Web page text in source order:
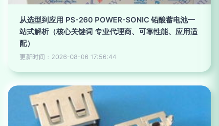
从选型到应用 PS-260 POWER-SONIC 铅酸蓄电池一
站式解析（核心关键词 专业代理商、可靠性能、应用适
配）
更新时间：2026-08-06 17:56:44